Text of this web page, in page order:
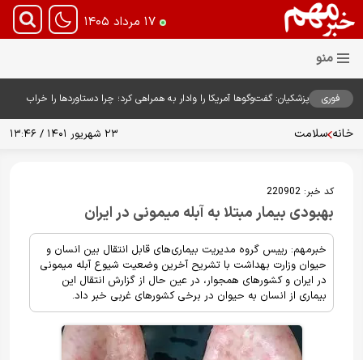
۱۷ مرداد ۱۴۰۵
فوری
پزشکیان: گفت‌وگوها آمریکا را وادار به همراهی کرد؛ چرا دستاوردها را خراب
خانه سلامت ۲۳ شهریور ۱۴۰۱ / ۱۳:۴۶
کد خبر: 220902
بهبودی بیمار مبتلا به آبله‌ میمونی در ایران
خبرمهم: رییس گروه مدیریت بیماری‌های قابل انتقال بین انسان و
حیوان وزارت بهداشت با تشریح آخرین وضعیت شیوع آبله میمونی
در ایران و کشورهای همجوار، در عین حال از گزارش انتقال این
بیماری از انسان به حیوان در برخی کشورهای غربی خبر داد.